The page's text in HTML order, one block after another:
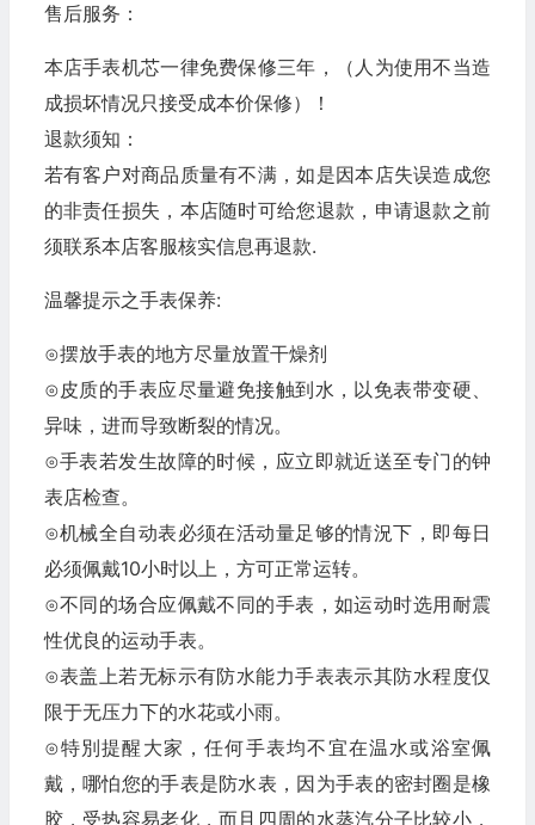
售后服务：
本店手表机芯一律免费保修三年，（人为使用不当造
成损坏情况只接受成本价保修）！
退款须知：
若有客户对商品质量有不满，如是因本店失误造成您
的非责任损失，本店随时可给您退款，申请退款之前
须联系本店客服核实信息再退款.
温馨提示之手表保养:
⊙摆放手表的地方尽量放置干燥剂
⊙皮质的手表应尽量避免接触到水，以免表带变硬、
异味，进而导致断裂的情况。
⊙手表若发生故障的时候，应立即就近送至专门的钟
表店检查。
⊙机械全自动表必须在活动量足够的情況下，即每日
必须佩戴10小时以上，方可正常运转。
⊙不同的场合应佩戴不同的手表，如运动时选用耐震
性优良的运动手表。
⊙表盖上若无标示有防水能力手表表示其防水程度仅
限于无压力下的水花或小雨。
⊙特別提醒大家，任何手表均不宜在温水或浴室佩
戴，哪怕您的手表是防水表，因为手表的密封圈是橡
胶，受热容易老化，而且四周的水蒸汽分子比较小，